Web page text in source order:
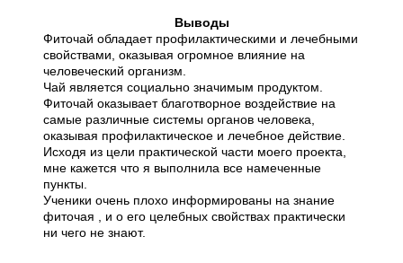
Выводы
Фиточай обладает профилактическими и лечебными
свойствами, оказывая огромное влияние на
человеческий организм.
Чай является социально значимым продуктом.
Фиточай оказывает благотворное воздействие на
самые различные системы органов человека,
оказывая профилактическое и лечебное действие.
Исходя из цели практической части моего проекта,
мне кажется что я выполнила все намеченные
пункты.
Ученики очень плохо информированы на знание
фиточая , и о его целебных свойствах практически
ни чего не знают.